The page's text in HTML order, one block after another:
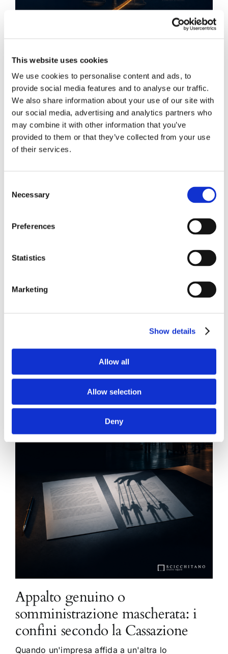
This website uses cookies
We use cookies to personalise content and ads, to
provide social media features and to analyse our traffic.
We also share information about your use of our site with
our social media, advertising and analytics partners who
may combine it with other information that you’ve
provided to them or that they’ve collected from your use
of their services.
Selection
Necessary
Preferences
Statistics
Marketing
Show details
Allow all
Allow selection
Deny
Obbligazioni solidali passive:
rapporti tra surrogazione legale e
regresso
su un tema di grande rilievo teorico e pratico
nell'ambito delle obbligazioni solidali passive: il
Appalto genuino o
somministrazione mascherata: i
confini secondo la Cassazione
Quando un'impresa affida a un'altra lo